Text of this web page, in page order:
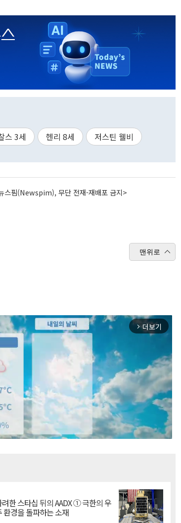
스 3세 헨리 8세 저스틴 웰비
스핌(Newspim), 무단 전재-재배포 금지>
맨위로
arrow_forward_ios 더보기
려한 스타십 뒤의 AADX ① 극한의 우
환경을 돌파하는 소재